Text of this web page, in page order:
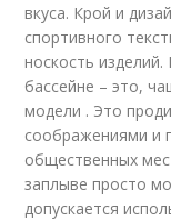
вкуса. Крой и
спортивного
носкость
бассейне – это,
модели . Это
соображениями и
общественных
заплыве просто
допускается